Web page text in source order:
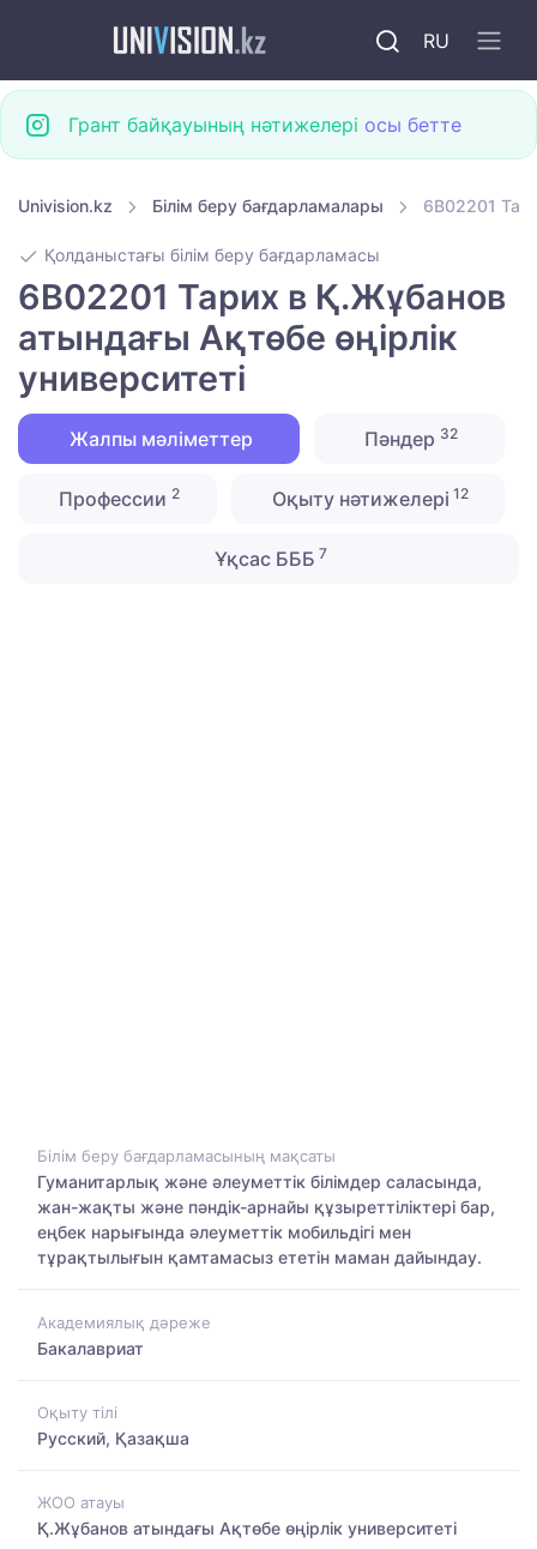
RU
Грант байқауының нәтижелері осы бетте
Univision.kz Білім беру бағдарламалары 6B02201
Қолданыстағы білім беру бағдарламасы
6B02201 Тарих в Қ.Жұбанов
атындағы Ақтөбе өңірлік
университеті
Жалпы мәліметтер Пәндер 32
Профессии2 Оқыту нәтижелері 12
Ұқсас БББ 7
Білім беру бағдарламасының мақсаты
Гуманитарлық және әлеуметтік білімдер саласында,
жан-жақты және пәндік-арнайы құзыреттіліктері бар,
еңбек нарығында әлеуметтік мобильдігі мен
тұрақтылығын қамтамасыз ететін маман дайындау.
Академиялық дәреже
Бакалавриат
Оқыту тілі
Русский, Қазақша
ЖОО атауы
Қ.Жұбанов атындағы Ақтөбе өңірлік университеті